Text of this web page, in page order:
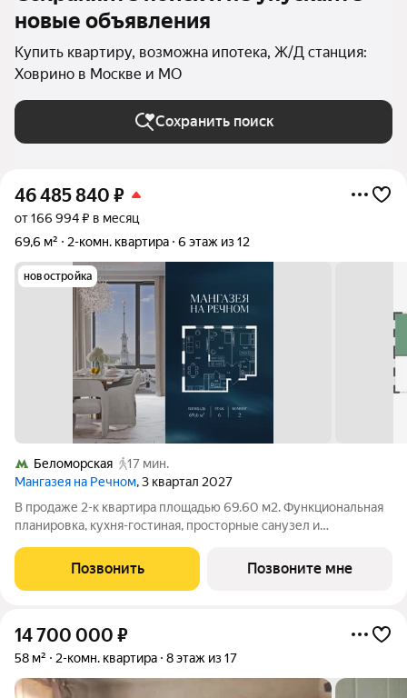
новые объявления
Купить квартиру, возможна ипотека, Ж/Д станция:
Ховрино в Москве и МО
Сохранить поиск
46 485 840 ₽
от 166 994 ₽ в месяц
69,6 м²
2-комн. квартира 6 этаж из 12
новостройка
Беломорская
17 мин.
Мангазея на Речном, 3 квартал 2027
В продаже 2-к квартира площадью 69.60 м2. Функциональная
планировка, кухня-гостиная, просторные санузел и
дома. Условия покупки: - Семейная ипотека от 3,5% на весь
срок; - Ипотека 0,11% на
Позвонить Позвоните мне
14 700 000 ₽
58 м² 2-комн. квартира 8 этаж из 17